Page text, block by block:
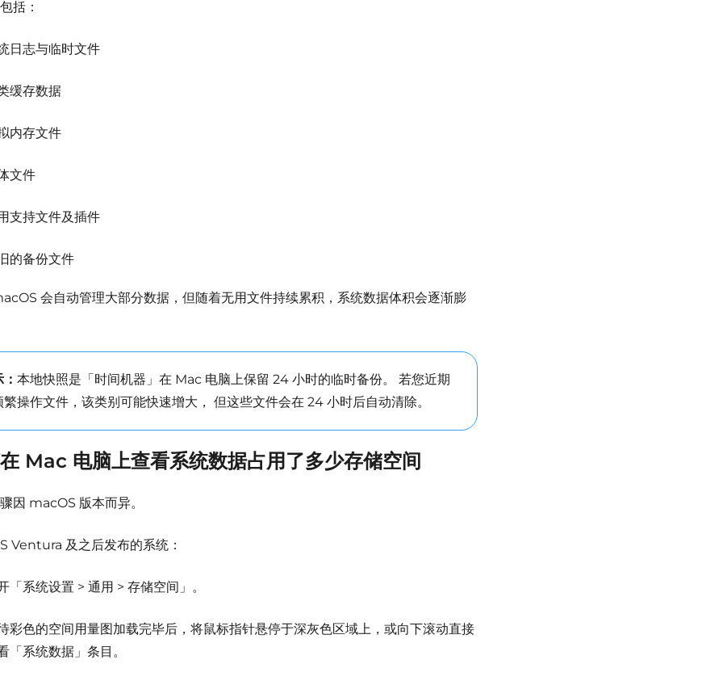
括：
日志与临时文件
缓存数据
内存文件
文件
支持文件及插件
的备份文件
会自动管理大部分数据，但随着无用文件持续累积，系统数据体积会逐渐膨
本地快照是「时间机器」在 Mac 电脑上保留 24 小时的临时备份。
若您近期
繁操作文件，该类别可能快速增大， 但这些文件会在 24 小时后自动清除。
Mac 电脑上查看系统数据占用了多少存储空间
因 macOS 版本而异。
Ventura 及之后发布的系统：
「系统设置 > 通用 > 存储空间」。
彩色的空间用量图加载完毕后，将鼠标指针悬停于深灰色区域上，或向下滚动直接
「系统数据」条目。